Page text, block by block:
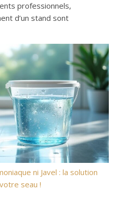
professionnels,
d’un stand sont
ni Javel : la solution
seau !